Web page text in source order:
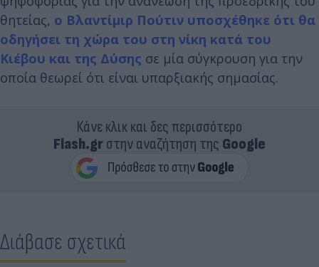
θητείας, ο Βλαντίμιρ Πούτιν υποσχέθηκε ότι θα
οδηγήσει τη χώρα του στη νίκη κατά του
Κιέβου και της Δύσης σε μία σύγκρουση για την
οποία θεωρεί ότι είναι υπαρξιακής σημασίας.
Κάνε κλικ και δες περισσότερο
Flash.grστην αναζήτηση της Google
Διάβασε σχετικά